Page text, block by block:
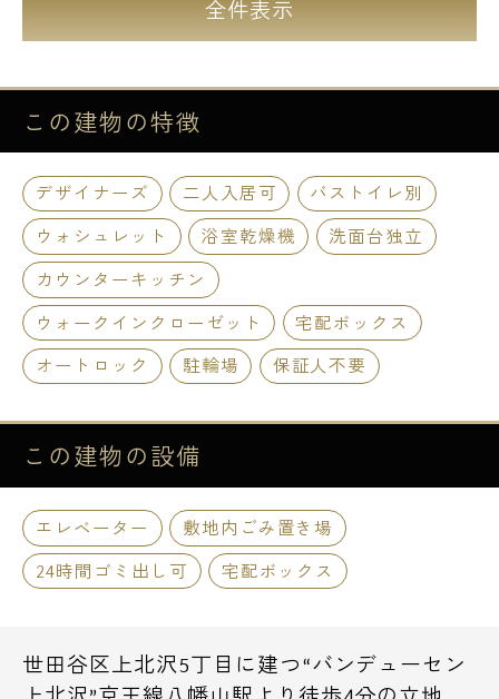
全件表示
この建物の特徴
デザイナーズ 二人入居可
バストイレ別
ウォシュレット
浴室乾燥機
洗面台独立
カウンターキッチン
ウォークインクローゼット
宅配ボックス
オートロック
駐輪場 保証人不要
この建物の設備
エレベーター
敷地内ごみ置き場
24時間ゴミ出し可
宅配ボックス
世田谷区上北沢5丁目に建つ“バンデューセン